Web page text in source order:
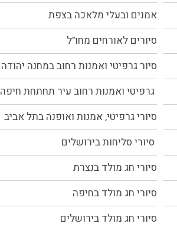
אמנים ובעלי מלאכה בצפת
סיורים לאורחים מחו"ל
סיור גרפיטי ואמנות רחוב במחנה יהודה
גרפיטי ואמנות רחוב עיר תחתחת חיפה
סיורי גרפיטי, אמנות ואופנה בתל אביב
סיורי סליחות בירושלים
סיורי חג מולד בנצרת
סיורי חג מולד בחיפה
סיורי חג מולד בירושלים